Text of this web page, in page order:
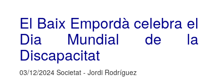
El Baix Empordà celebra el
Dia Mundial de la
Discapacitat
03/12/2024 Societat - Jordi Rodríguez